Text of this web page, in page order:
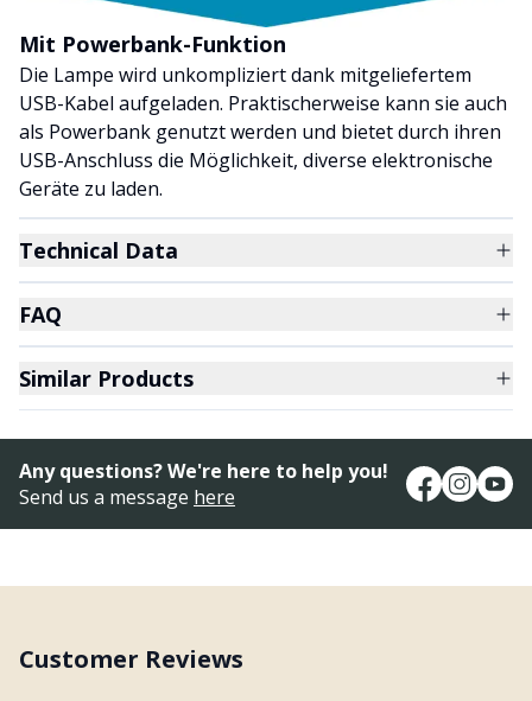
Mit Powerbank-Funktion
Die Lampe wird unkompliziert dank mitgeliefertem
USB-Kabel aufgeladen. Praktischerweise kann sie auch
als Powerbank genutzt werden und bietet durch ihren
USB-Anschluss die Möglichkeit, diverse elektronische
Geräte zu laden.
Technical Data
FAQ
Similar Products
Any questions? We're here to help you!
Send us a message here
Customer Reviews